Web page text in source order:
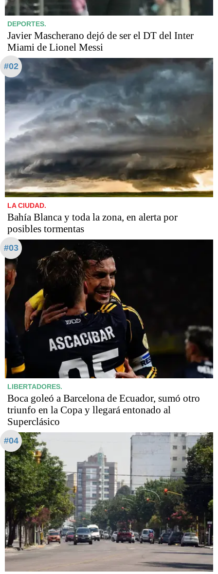
DEPORTES.
Javier Mascherano dejó de ser el DT del Inter
Miami de Lionel Messi
#02
LA CIUDAD.
Bahía Blanca y toda la zona, en alerta por
posibles tormentas
#03
LIBERTADORES.
Boca goleó a Barcelona de Ecuador, sumó otro
triunfo en la Copa y llegará entonado al
Superclásico
#04